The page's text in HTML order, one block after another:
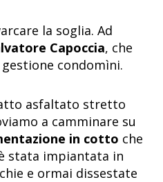
la soglia. Ad
Capoccia, che
condomìni.
asfaltato stretto
a camminare su
in cotto che
stata impiantata in
e ormai dissestate